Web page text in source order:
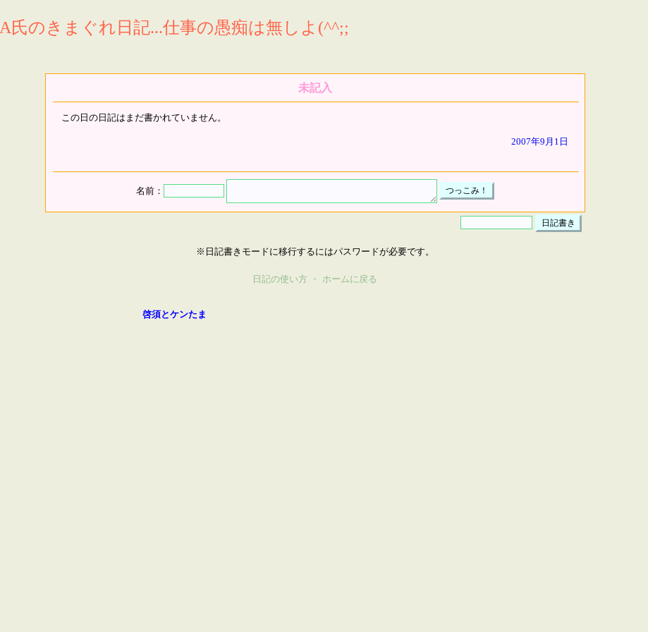
A氏のきまぐれ日記...仕事の愚痴は無しよ(^^;;
未記入
この日の日記はまだ書かれていません。
2007年9月1日
名前：
※日記書きモードに移行するにはパスワードが必要です。
日記の使い方 ・ ホームに戻る
啓須とケンたま